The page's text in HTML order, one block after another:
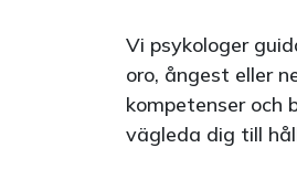
Vi psykologer
oro, ångest eller
kompetenser och
vägleda dig till